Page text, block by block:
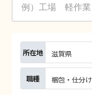
所在地 滋賀県
職種 梱包・仕分け